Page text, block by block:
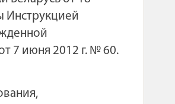
Инструкцией
7 июня 2012 г. № 60.